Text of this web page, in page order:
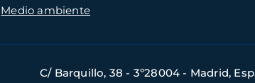
Medio ambiente
C/ Barquillo, 38 - 3º28004 - Madrid,